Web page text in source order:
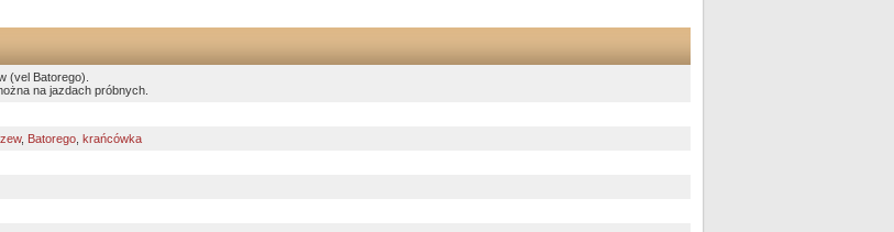
(vel Batorego).
na jazdach próbnych.
, Batorego krańcówka